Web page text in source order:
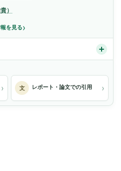
）
を見る›
› 文 レポート・論文での引用 ›